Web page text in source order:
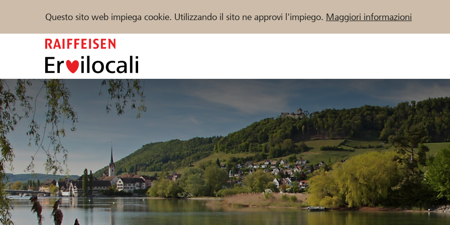
Questo sito web impiega cookie. Utilizzando il sito ne approvi l'impiego. Maggiori informazioni
Sostenere Aiuto & supporto
Trova progetti e organizzazioni
DE FR IT